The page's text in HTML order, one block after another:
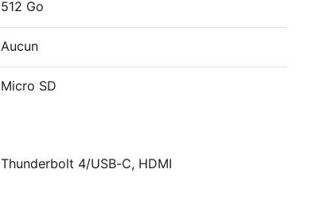
512 Go
Aucun
Micro SD
Thunderbolt 4/USB-C, HDMI